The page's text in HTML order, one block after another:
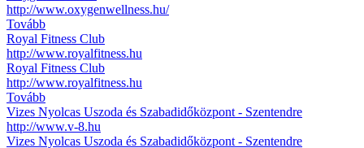
http://www.oxygenwellness.hu/
Tovább
Royal Fitness Club
http://www.royalfitness.hu
Royal Fitness Club
http://www.royalfitness.hu
Tovább
Vizes Nyolcas Uszoda és Szabadidőközpont - Szentendre
http://www.v-8.hu
Vizes Nyolcas Uszoda és Szabadidőközpont - Szentendre